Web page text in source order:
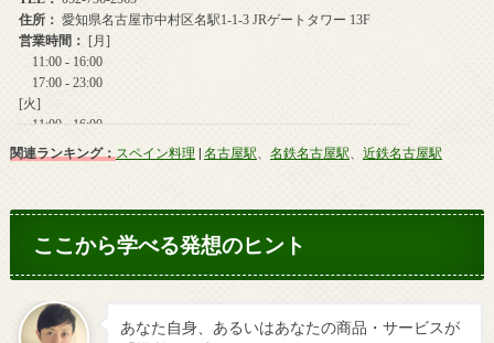
関連ランキング：スペイン料理 | 名古屋駅、 名鉄名古屋駅、 近鉄名古屋駅
ここから学べる発想のヒント
あなた自身、あるいはあなたの商品・サービスが